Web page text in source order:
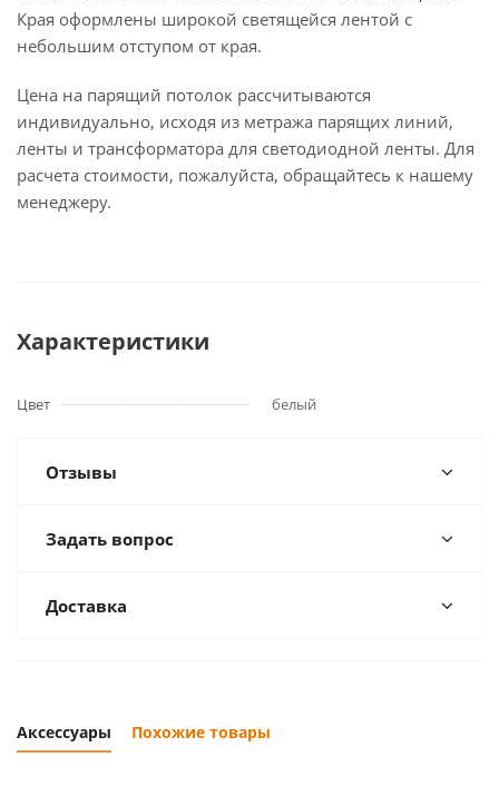
Края оформлены широкой светящейся лентой с
небольшим отступом от края.
Цена на парящий потолок рассчитываются
индивидуально, исходя из метража парящих линий,
ленты и трансформатора для светодиодной ленты. Для
расчета стоимости, пожалуйста, обращайтесь к нашему
менеджеру.
Характеристики
Цвет белый
Отзывы
Задать вопрос
Доставка
Аксессуары Похожие товары